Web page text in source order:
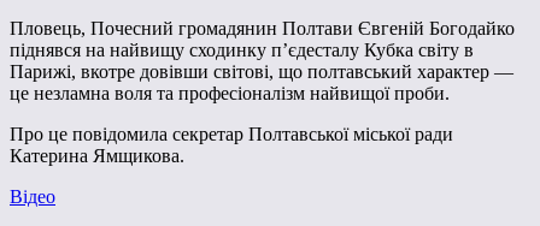
Пловець, Почесний громадянин Полтави Євгеній Богодайко
піднявся на найвищу сходинку п’єдесталу Кубка світу в
Парижі, вкотре довівши світові, що полтавський характер —
це незламна воля та професіоналізм найвищої проби.
Про це повідомила секретар Полтавської міської ради
Катерина Ямщикова.
Відео